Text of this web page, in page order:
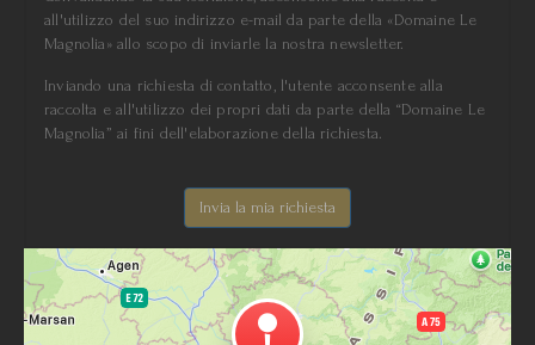
all'utilizzo del suo indirizzo e-mail da parte della «Domaine Le
Magnolia» allo scopo di inviarle la nostra newsletter.
Inviando una richiesta di contatto, l'utente acconsente alla
raccolta e all'utilizzo dei propri dati da parte della “Domaine Le
Magnolia” ai fini dell'elaborazione della richiesta.